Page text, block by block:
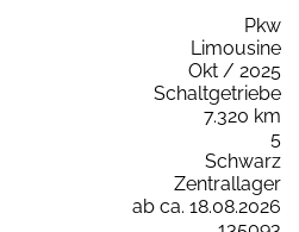
Pkw
Limousine
Okt / 2025
Schaltgetriebe
7.320 km
5
Schwarz
Zentrallager
ab ca. 18.08.2026